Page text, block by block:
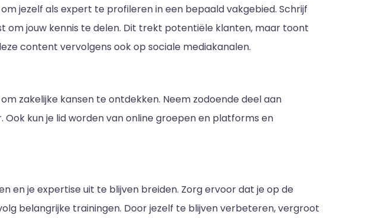
jezelf als expert te profileren in een bepaald vakgebied. Schrijf
jouw kennis te delen. Dit trekt potentiële klanten, maar toont
content vervolgens ook op sociale mediakanalen.
zakelijke kansen te ontdekken. Neem zodoende deel aan
kun je lid worden van online groepen en platforms en
en je expertise uit te blijven breiden. Zorg ervoor dat je op de
belangrijke trainingen. Door jezelf te blijven verbeteren, vergroot